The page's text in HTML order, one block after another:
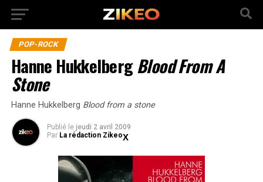
POP-ROCK
Hanne HukkelbergBlood From A
Stone
Hanne Hukkelberg Blood from a stone
Publié le jeudi 2 avril 2009
Par La rédaction Zikeo